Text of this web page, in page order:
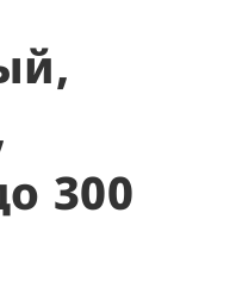
300